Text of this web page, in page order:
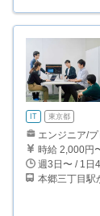
IT 東京都
エンジニア/
時給 2,000円
週3日〜 / 1日